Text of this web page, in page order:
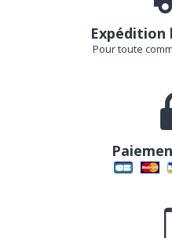
Expédition
Pour toute